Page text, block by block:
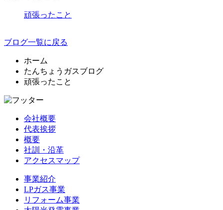
頑張ったこと
ブログ一覧に戻る
ホーム
たんちょうガスブログ
頑張ったこと
会社概要
代表挨拶
概要
社訓・沿革
アクセスマップ
事業紹介
LPガス事業
リフォーム事業